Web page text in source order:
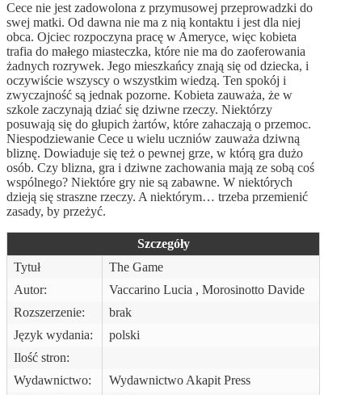
Cece nie jest zadowolona z przymusowej przeprowadzki do
swej matki. Od dawna nie ma z nią kontaktu i jest dla niej
obca. Ojciec rozpoczyna pracę w Ameryce, więc kobieta
trafia do małego miasteczka, które nie ma do zaoferowania
żadnych rozrywek. Jego mieszkańcy znają się od dziecka, i
oczywiście wszyscy o wszystkim wiedzą. Ten spokój i
zwyczajność są jednak pozorne. Kobieta zauważa, że w
szkole zaczynają dziać się dziwne rzeczy. Niektórzy
posuwają się do głupich żartów, które zahaczają o przemoc.
Niespodziewanie Cece u wielu uczniów zauważa dziwną
bliznę. Dowiaduje się też o pewnej grze, w którą gra dużo
osób. Czy blizna, gra i dziwne zachowania mają ze sobą coś
wspólnego? Niektóre gry nie są zabawne. W niektórych
dzieją się straszne rzeczy. A niektórym… trzeba przemienić
zasady, by przeżyć.
Szczegóły
Tytuł
The Game
Autor:
Vaccarino Lucia , Morosinotto Davide
Rozszerzenie:
brak
Język wydania:
polski
Ilość stron:
Wydawnictwo:
Wydawnictwo Akapit Press